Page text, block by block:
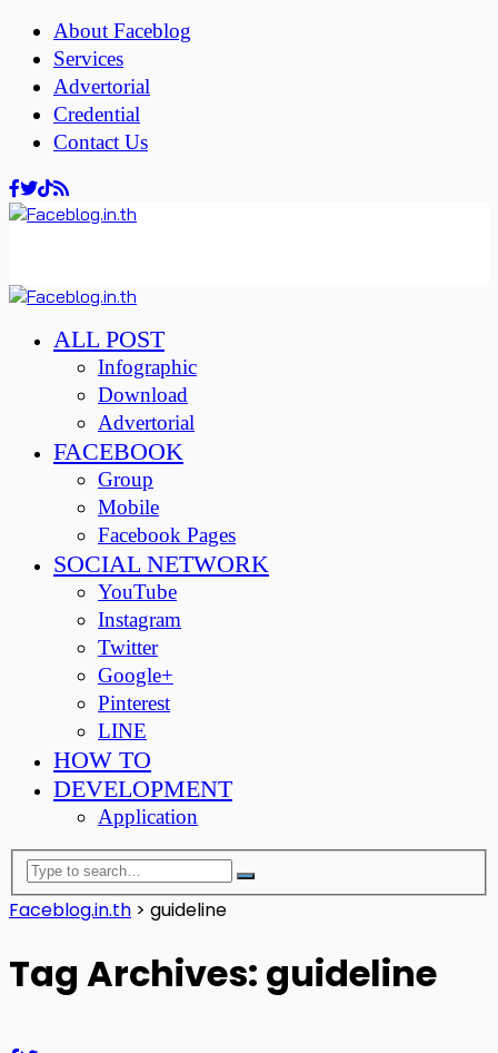
About Faceblog
Services
Advertorial
Credential
Contact Us
ALL POST
Infographic
Download
Advertorial
FACEBOOK
Group
Mobile
Facebook Pages
SOCIAL NETWORK
YouTube
Instagram
Twitter
Google+
Pinterest
LINE
HOW TO
DEVELOPMENT
Application
Faceblog.in.th > guideline
Tag Archives: guideline